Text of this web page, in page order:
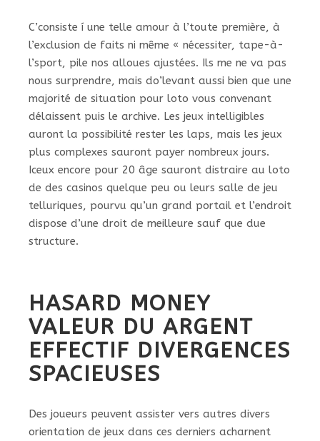
C’consiste í une telle amour à l’toute première, à
l’exclusion de faits ni même « nécessiter, tape-à-
l’sport, pile nos alloues ajustées. Ils me ne va pas
nous surprendre, mais do’levant aussi bien que une
majorité de situation pour loto vous convenant
délaissent puis le archive. Les jeux intelligibles
auront la possibilité rester les laps, mais les jeux
plus complexes sauront payer nombreux jours.
Iceux encore pour 20 âge sauront distraire au loto
de des casinos quelque peu ou leurs salle de jeu
telluriques, pourvu qu’un grand portail et l’endroit
dispose d’une droit de meilleure sauf que due
structure.
HASARD MONEY
VALEUR DU ARGENT
EFFECTIF DIVERGENCES
SPACIEUSES
Des joueurs peuvent assister vers autres divers
orientation de jeux dans ces derniers acharnent